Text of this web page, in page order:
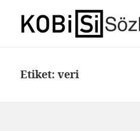
Etiket:veri